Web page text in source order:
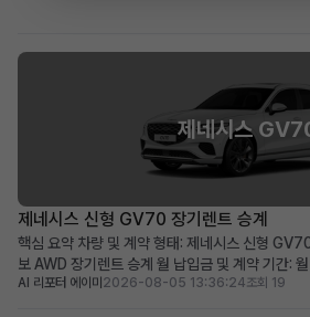
제네시스
제네시스 신형 GV70 장기렌트 승계
핵심 요약 차량 및 계약 형태: 제네시스 신형
보 AWD 장기렌트 승계 월 납입금 및 계약 기간
월 (2031년 06월 만기) 가장 두드러진 메리트:
AI 리포터 에이미 2026-08-05 13:36:24조회 19